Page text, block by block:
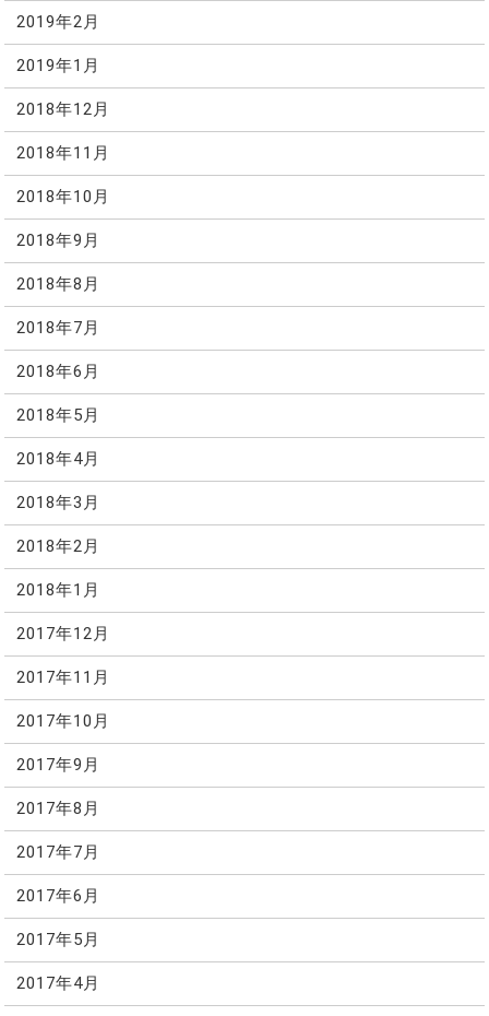
2019年2月
2019年1月
2018年12月
2018年11月
2018年10月
2018年9月
2018年8月
2018年7月
2018年6月
2018年5月
2018年4月
2018年3月
2018年2月
2018年1月
2017年12月
2017年11月
2017年10月
2017年9月
2017年8月
2017年7月
2017年6月
2017年5月
2017年4月